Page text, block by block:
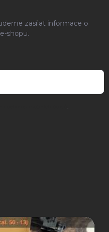
zasílat informace o
shopu.
.